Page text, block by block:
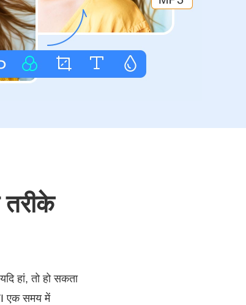
हां, तो हो सकता
एक समय में